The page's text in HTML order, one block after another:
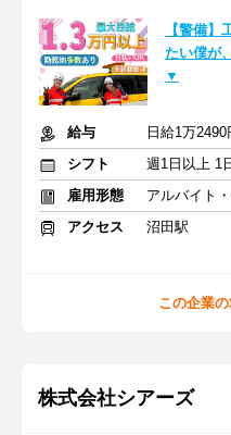
【警備
たい僕が
▼
給与
シフト
雇用形態
アルバイト
アクセス
沼田駅
この企業
株式会社シアーズ